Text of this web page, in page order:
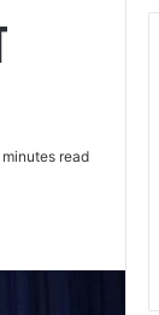
minutes read